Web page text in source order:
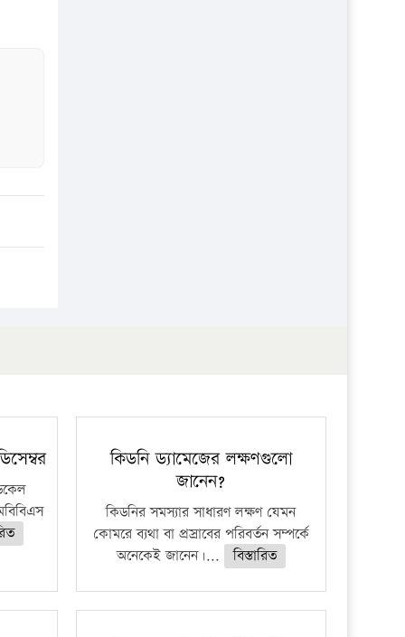
কিডনি ড্যামেজের লক্ষণগুলো
জানেন?
কিডনির সমস্যার সাধারণ লক্ষণ যেমন
কোমরে ব্যথা বা প্রস্রাবের পরিবর্তন সম্পর্কে
অনেকেই জানেন।...
বিস্তারিত